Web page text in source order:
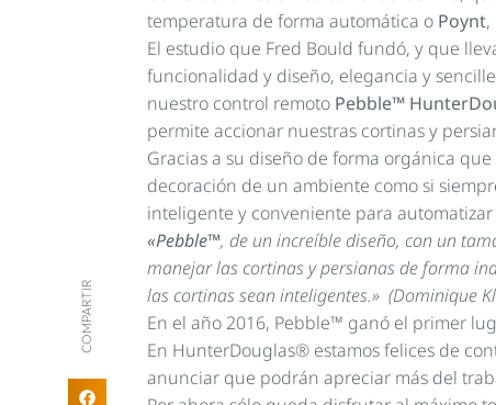
COMPARTIR
temperatura de forma automática o Poynt
El estudio que Fred Bould fundó, y que
funcionalidad y diseño, elegancia y
nuestro control remoto Pebble™
permite accionar nuestras cortinas y
Gracias a su diseño de forma orgánica
decoración de un ambiente como si
inteligente y conveniente para
«Pebble™, de un increíble diseño, con un
manejar las cortinas y persianas de forma
las cortinas sean inteligentes.» (Dominique
En el año 2016, Pebble™ ganó el primer
En HunterDouglas® estamos felices de
anunciar que podrán apreciar más del